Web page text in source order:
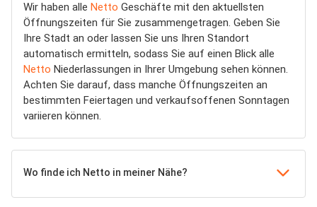
Wir haben alle Netto Geschäfte mit den aktuellsten
Öffnungszeiten für Sie zusammengetragen. Geben Sie
Ihre Stadt an oder lassen Sie uns Ihren Standort
automatisch ermitteln, sodass Sie auf einen Blick alle
Netto Niederlassungen in Ihrer Umgebung sehen können.
Achten Sie darauf, dass manche Öffnungszeiten an
bestimmten Feiertagen und verkaufsoffenen Sonntagen
variieren können.
Wo finde ich Netto in meiner Nähe?